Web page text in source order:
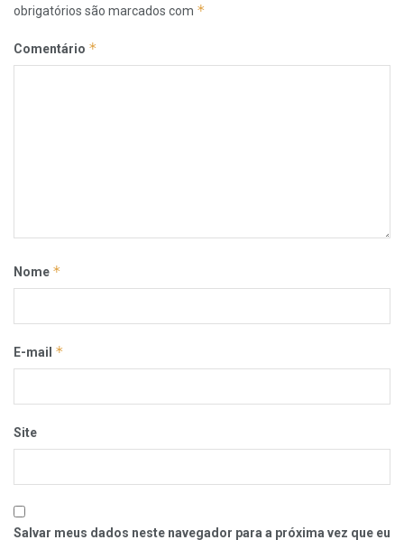
obrigatórios são marcados com *
Comentário *
Nome *
E-mail *
Site
Salvar meus dados neste navegador para a próxima vez que eu